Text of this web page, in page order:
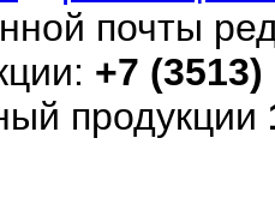
почты
+7
продукции